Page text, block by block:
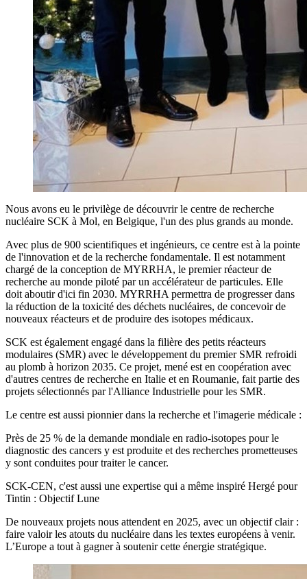
Nous avons eu le privilège de découvrir le centre de recherche
nucléaire SCK à Mol, en Belgique, l'un des plus grands au monde.
Avec plus de 900 scientifiques et ingénieurs, ce centre est à la pointe
de l'innovation et de la recherche fondamentale. Il est notamment
chargé de la conception de MYRRHA, le premier réacteur de
recherche au monde piloté par un accélérateur de particules. Elle
doit aboutir d'ici fin 2030. MYRRHA permettra de progresser dans
la réduction de la toxicité des déchets nucléaires, de concevoir de
nouveaux réacteurs et de produire des isotopes médicaux.
SCK est également engagé dans la filière des petits réacteurs
modulaires (SMR) avec le développement du premier SMR refroidi
au plomb à horizon 2035. Ce projet, mené est en coopération avec
d'autres centres de recherche en Italie et en Roumanie, fait partie des
projets sélectionnés par l'Alliance Industrielle pour les SMR.
Le centre est aussi pionnier dans la recherche et l'imagerie médicale :
Près de 25 % de la demande mondiale en radio-isotopes pour le
diagnostic des cancers y est produite et des recherches prometteuses
y sont conduites pour traiter le cancer.
SCK-CEN, c'est aussi une expertise qui a même inspiré Hergé pour
Tintin : Objectif Lune
De nouveaux projets nous attendent en 2025, avec un objectif clair :
faire valoir les atouts du nucléaire dans les textes européens à venir.
L’Europe a tout à gagner à soutenir cette énergie stratégique.